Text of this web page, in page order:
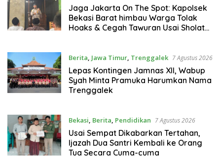
Jaga Jakarta On The Spot: Kapolsek
Bekasi Barat himbau Warga Tolak
Hoaks & Cegah Tawuran Usai Sholat
Berita, Jawa Timur, Trenggalek 7 Agustus 2026
Lepas Kontingen Jamnas XII, Wabup
Syah Minta Pramuka Harumkan Nama
Trenggalek
Bekasi, Berita, Pendidikan 7 Agustus 2026
Usai Sempat Dikabarkan Tertahan,
Ijazah Dua Santri Kembali ke Orang
Tua Secara Cuma-cuma